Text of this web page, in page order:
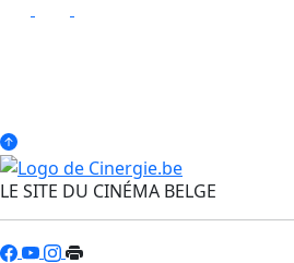
LE SITE DU CINÉMA BELGE